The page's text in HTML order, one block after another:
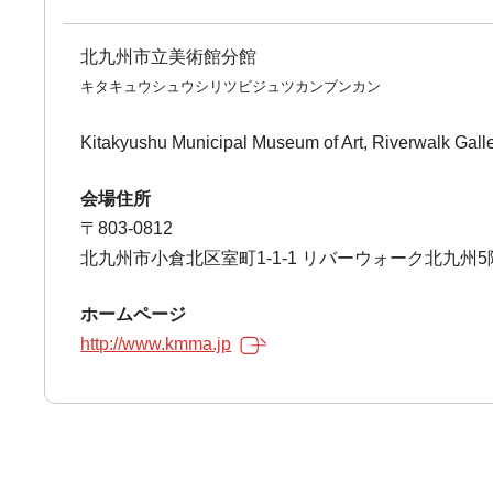
北九州市立美術館分館
キタキュウシュウシリツビジュツカンブンカン
Kitakyushu Municipal Museum of Art, Riverwalk
会場住所
〒803-0812
北九州市小倉北区室町1-1-1 リバーウォーク北九州5
ホームページ
http://www.kmma.jp